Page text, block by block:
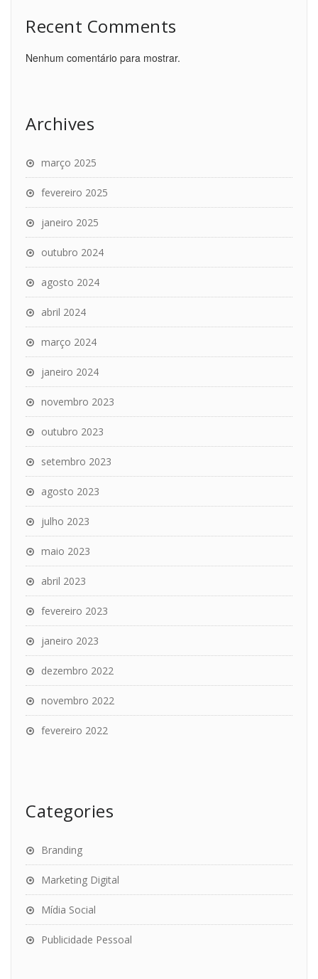
Recent Comments
Nenhum comentário para mostrar.
Archives
março 2025
fevereiro 2025
janeiro 2025
outubro 2024
agosto 2024
abril 2024
março 2024
janeiro 2024
novembro 2023
outubro 2023
setembro 2023
agosto 2023
julho 2023
maio 2023
abril 2023
fevereiro 2023
janeiro 2023
dezembro 2022
novembro 2022
fevereiro 2022
Categories
Branding
Marketing Digital
Mídia Social
Publicidade Pessoal